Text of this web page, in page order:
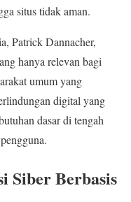
situs tidak aman.
Patrick Dannacher,
hanya relevan bagi
umum yang
digital yang
dasar di tengah
Siber Berbasis